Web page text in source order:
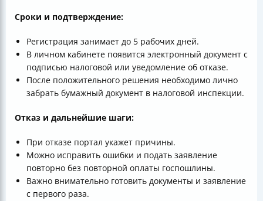
Сроки и подтверждение:
Регистрация занимает до 5 рабочих дней.
В личном кабинете появится электронный документ с
подписью налоговой или уведомление об отказе.
После положительного решения необходимо лично
забрать бумажный документ в налоговой инспекции.
Отказ и дальнейшие шаги:
При отказе портал укажет причины.
Можно исправить ошибки и подать заявление
повторно без повторной оплаты госпошлины.
Важно внимательно готовить документы и заявление
с первого раза.